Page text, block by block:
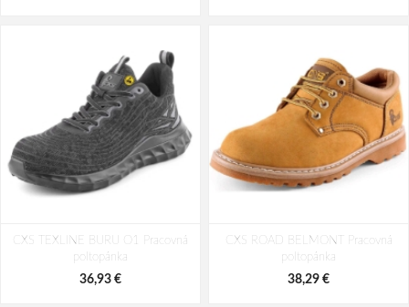
CXS TEXLINE BURU O1 Pracovná
poltopánka
36,93 €
CXS ROAD BELMONT Pracovná
poltopánka
38,29 €